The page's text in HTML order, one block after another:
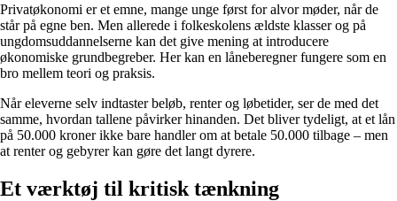
Privatøkonomi er et emne, mange unge først for alvor møder, når de
står på egne ben. Men allerede i folkeskolens ældste klasser og på
ungdomsuddannelserne kan det give mening at introducere
økonomiske grundbegreber. Her kan en låneberegner fungere som en
bro mellem teori og praksis.
Når eleverne selv indtaster beløb, renter og løbetider, ser de med det
samme, hvordan tallene påvirker hinanden. Det bliver tydeligt, at et lån
på 50.000 kroner ikke bare handler om at betale 50.000 tilbage – men
at renter og gebyrer kan gøre det langt dyrere.
Et værktøj til kritisk tænkning